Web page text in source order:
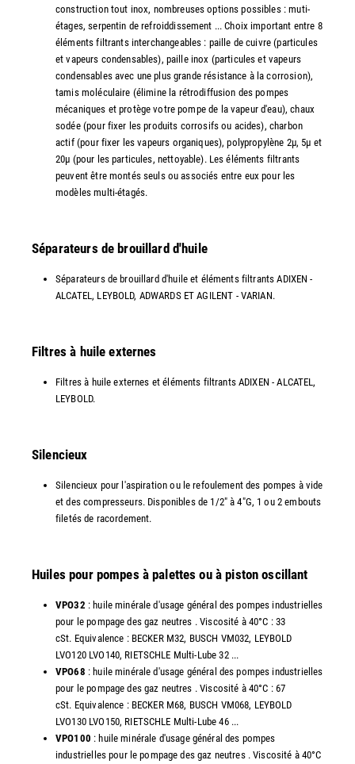
construction tout inox, nombreuses options possibles : muti-
étages, serpentin de refroiddissement ... Choix important entre 8
éléments filtrants interchangeables : paille de cuivre (particules
et vapeurs condensables), paille inox (particules et vapeurs
condensables avec une plus grande résistance à la corrosion),
tamis moléculaire (élimine la rétrodiffusion des pompes
mécaniques et protège votre pompe de la vapeur d'eau), chaux
sodée (pour fixer les produits corrosifs ou acides), charbon
actif (pour fixer les vapeurs organiques), polypropylène 2µ, 5µ et
20µ (pour les particules, nettoyable). Les éléments filtrants
peuvent être montés seuls ou associés entre eux pour les
modèles multi-étagés.
Séparateurs de brouillard d'huile
Séparateurs de brouillard d'huile et éléments filtrants ADIXEN -
ALCATEL, LEYBOLD, ADWARDS ET AGILENT - VARIAN.
Filtres à huile externes
Filtres à huile externes et éléments filtrants ADIXEN - ALCATEL,
LEYBOLD.
Silencieux
Silencieux pour l'aspiration ou le refoulement des pompes à vide
et des compresseurs. Disponibles de 1/2" à 4"G, 1 ou 2 embouts
filetés de racordement.
Huiles pour pompes à palettes ou à piston oscillant
VPO32 : huile minérale d'usage général des pompes industrielles
pour le pompage des gaz neutres . Viscosité à 40°C : 33
cSt. Equivalence : BECKER M32, BUSCH VM032, LEYBOLD
LVO120 LVO140, RIETSCHLE Multi-Lube 32 ...
VPO68 : huile minérale d'usage général des pompes industrielles
pour le pompage des gaz neutres . Viscosité à 40°C : 67
cSt. Equivalence : BECKER M68, BUSCH VM068, LEYBOLD
LVO130 LVO150, RIETSCHLE Multi-Lube 46 ...
VPO100 : huile minérale d'usage général des pompes
industrielles pour le pompage des gaz neutres . Viscosité à 40°C